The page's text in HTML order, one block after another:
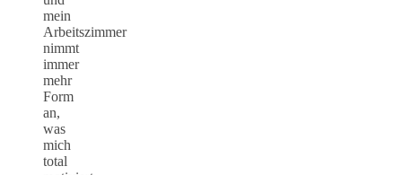
mein
Arbeitszimmer
nimmt
immer
mehr
Form
an,
was
mich
total